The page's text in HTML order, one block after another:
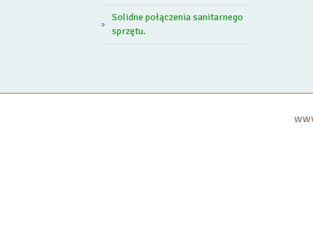
Solidne połączenia sanitarnego
sprzętu.